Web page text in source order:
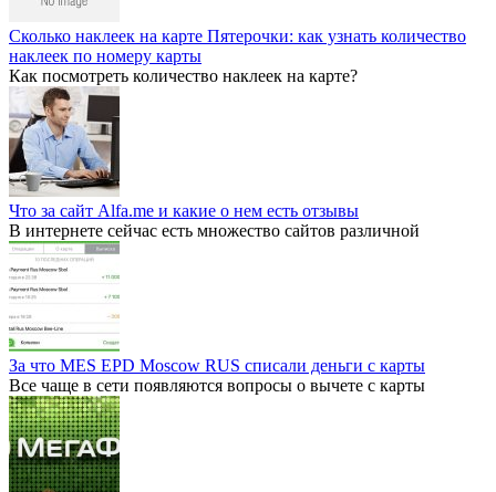
Сколько наклеек на карте Пятерочки: как узнать количество
наклеек по номеру карты
Как посмотреть количество наклеек на карте?
Что за сайт Alfa.me и какие о нем есть отзывы
В интернете сейчас есть множество сайтов различной
За что MES EPD Moscow RUS списали деньги с карты
Все чаще в сети появляются вопросы о вычете с карты